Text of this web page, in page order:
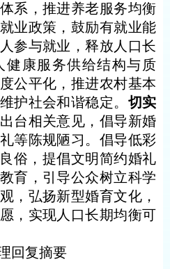
系，推进养老服务均衡
业政策，鼓励有就业能
参与就业，释放人口长
健康服务供给结构与质
公平化，推进农村基本
护社会和谐稳定。 切实
台相关意见，倡导新婚
等陈规陋习。倡导低彩
俗，提倡文明简约婚礼
育，引导公众树立科学
，弘扬新型婚育文化，
，实现人口长期均衡可
回复摘要